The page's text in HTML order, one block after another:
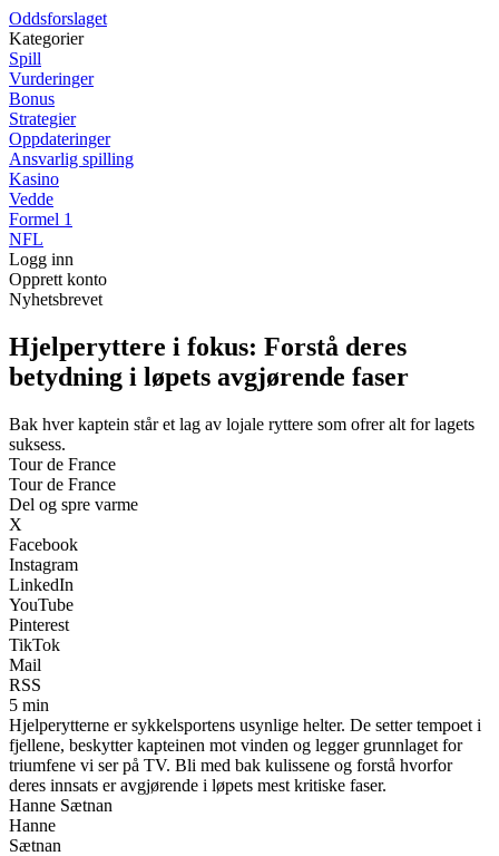
Oddsforslaget
Kategorier
Spill
Vurderinger
Bonus
Strategier
Oppdateringer
Ansvarlig spilling
Kasino
Vedde
Formel 1
NFL
Logg inn
Opprett konto
Nyhetsbrevet
Hjelperyttere i fokus: Forstå deres
betydning i løpets avgjørende faser
Bak hver kaptein står et lag av lojale ryttere som ofrer alt for lagets
suksess.
Tour de France
Tour de France
Del og spre varme
X
Facebook
Instagram
LinkedIn
YouTube
Pinterest
TikTok
Mail
RSS
5 min
Hjelperytterne er sykkelsportens usynlige helter. De setter tempoet i
fjellene, beskytter kapteinen mot vinden og legger grunnlaget for
triumfene vi ser på TV. Bli med bak kulissene og forstå hvorfor
deres innsats er avgjørende i løpets mest kritiske faser.
Hanne Sætnan
Hanne
Sætnan